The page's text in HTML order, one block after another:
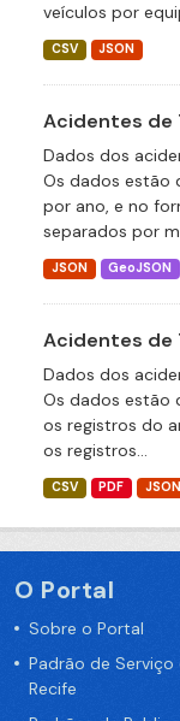
veículos por
CSV JSON
Acidentes de
Dados dos
Os dados estão
por ano, e no
separados por
JSON GeoJSON
Acidentes de
Dados dos
Os dados estão
os registros do
os registros...
CSV PDF JSON
O Portal
Sobre o Portal
Padrão de
Recife